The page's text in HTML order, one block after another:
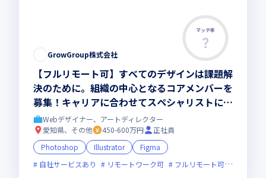
マッチ率
GrowGroup株式会社
【フルリモート可】すべてのデザインは課題解
決のために。組織の中心となるコアメンバーを
募集！キャリアに合わせてスペシャリストにも
マネージャーにもなれるポジション
Webデザイナー、アートディレクター
愛知県、その他
450-600万円
正社員
Photoshop
Illustrator
Figma
自社サービスあり
リモートワーク可 フルリモート可